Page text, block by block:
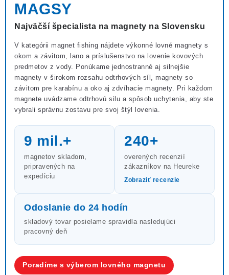
MAGSY
Najväčší špecialista na magnety na Slovensku
V kategórii magnet fishing nájdete výkonné lovné magnety s
okom a závitom, lano a príslušenstvo na lovenie kovových
predmetov z vody. Ponúkame jednostranné aj silnejšie
magnety v širokom rozsahu odtrhových síl, magnety so
závitom pre karabínu a oko aj zdvíhacie magnety. Pri každom
magnete uvádzame odtrhovú silu a spôsob uchytenia, aby ste
vybrali správnu zostavu pre svoj štýl lovenia.
9 mil.+
magnetov skladom,
pripravených na
expedíciu
240+
overených recenzií
zákazníkov na Heureke
Zobraziť recenzie
Odoslanie do 24 hodín
skladový tovar posielame spravidla nasledujúci
pracovný deň
Poradíme s výberom lovného magnetu